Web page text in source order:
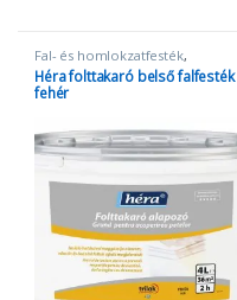
Fal- és homlokzatfesték,
Penészgátló és folttakaró festék
Héra folttakaró belső falfesték
fehér